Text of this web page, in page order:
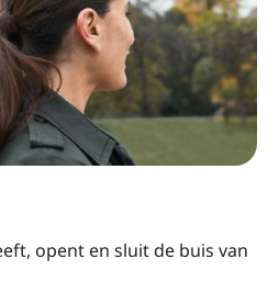
opent en sluit de buis van